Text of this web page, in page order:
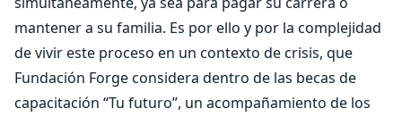
mantener a su familia. Es por ello y por la complejidad
de vivir este proceso en un contexto de crisis, que
Fundación Forge considera dentro de las becas de
capacitación “Tu futuro”, un acompañamiento de los